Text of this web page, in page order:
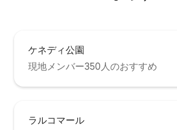
ケネディ公園
現地メンバー350人のおすすめ
ラルコマール